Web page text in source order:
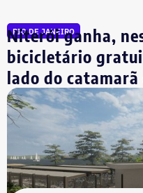
Civil chancelou 6
serviços e unidades de
departamento de
exoneração
A lista de reforços na
com 4 nomeações na
4 na Secretaria de
(Seas/Inea), além de
estratégicas de
RIO DE JANEIRO
Niterói ganha,
bicicletário
lado do